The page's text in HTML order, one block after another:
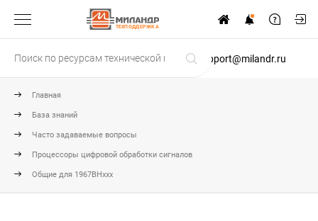
ТЕХПОДДЕРЖКА
support@milandr.ru
Главная
База знаний
Часто задаваемые вопросы
Процессоры цифровой обработки сигналов
Общие для 1967ВНххх